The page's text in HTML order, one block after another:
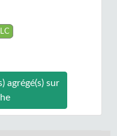
LC
agrégé(s) sur